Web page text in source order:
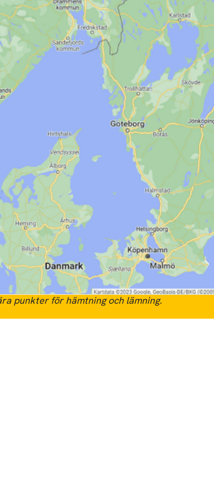
punkter för hämtning och lämning.